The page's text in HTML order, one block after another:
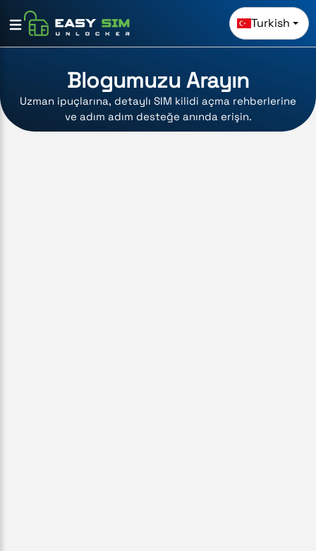
Turkish
Blogumuzu Arayın
Uzman ipuçlarına, detaylı SIM kilidi açma rehberlerine
ve adım adım desteğe anında erişin.